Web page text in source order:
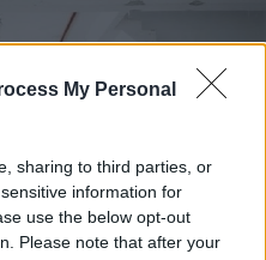
My Personal
sharing to third parties, or
information for
use the below opt-out
Please note that after your